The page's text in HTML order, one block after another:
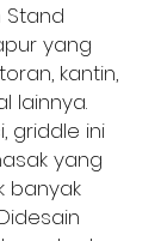
Stand
yang
kantin,
lainnya.
griddle ini
yang
banyak